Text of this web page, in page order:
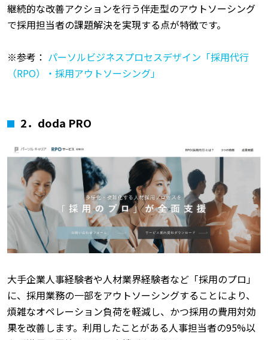
継続的な改善アクションを行う伴走型のアウトソーシング
で採用担当者の課題解決を実現する点が特徴です。
※参考： パーソルビジネスプロセスデザイン「採用代行
（RPO）・採用アウトソーシング」
2．doda PRO
大手企業人事経験者や人材業界経験者など「採用のプロ」
に、採用業務の一部をアウトソーシングすることにより、
煩雑なオペレーション負荷を軽減し、かつ採用の費用対効
果を改善します。利用したことがある人事担当者の95%以